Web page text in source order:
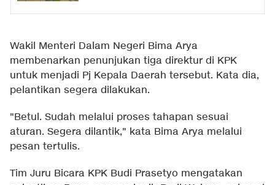
Wakil Menteri Dalam Negeri Bima Arya
membenarkan penunjukan tiga direktur di KPK
untuk menjadi Pj Kepala Daerah tersebut. Kata dia,
pelantikan segera dilakukan.
"Betul. Sudah melalui proses tahapan sesuai
aturan. Segera dilantik," kata Bima Arya melalui
pesan tertulis.
Tim Juru Bicara KPK Budi Prasetyo mengatakan